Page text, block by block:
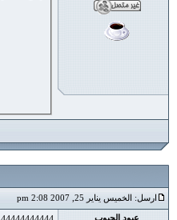
ارسل: الخميس يناير 25, 2007 2:08 pm
عبود الحبوب